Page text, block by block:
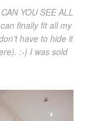
YOU SEE ALL
finally fit all my
have to hide it
:-) I was sold